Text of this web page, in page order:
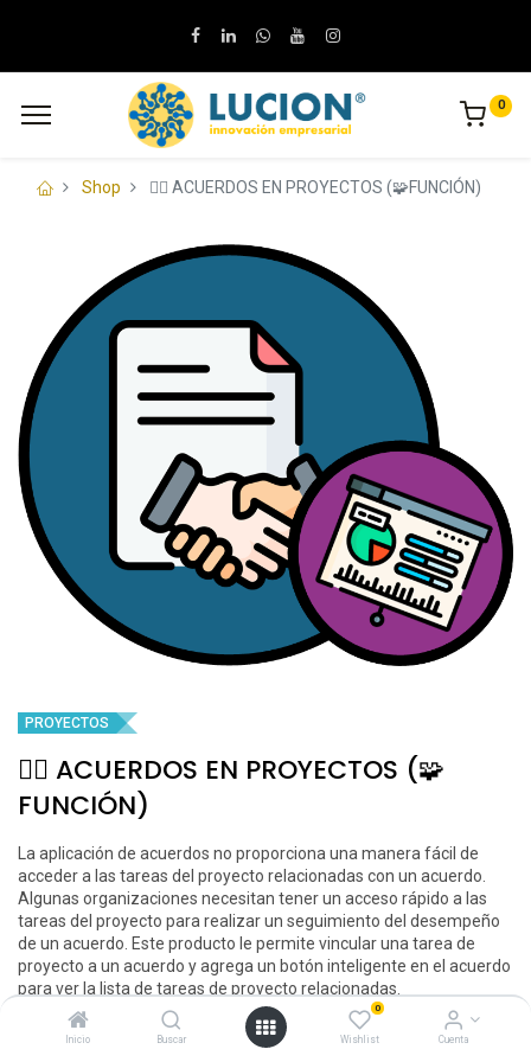
Inicio Buscar
0
Wishlist Cuenta
0
Shop 🧑‍⚖️ ACUERDOS EN PROYECTOS (🧩FUNCIÓN)
PROYECTOS
🧑‍⚖️ ACUERDOS EN PROYECTOS (🧩
FUNCIÓN)
La aplicación de acuerdos no proporciona una manera fácil de
acceder a las tareas del proyecto relacionadas con un acuerdo.
Algunas organizaciones necesitan tener un acceso rápido a las
tareas del proyecto para realizar un seguimiento del desempeño
de un acuerdo. Este producto le permite vincular una tarea de
proyecto a un acuerdo y agrega un botón inteligente en el acuerdo
para ver la lista de tareas de proyecto relacionadas.
🛑Depende de: